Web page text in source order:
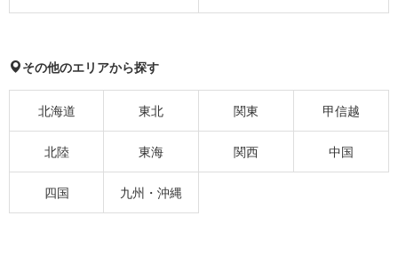
その他のエリアから探す
北海道 東北 関東 甲信越
北陸 東海 関西 中国
四国 九州・沖縄